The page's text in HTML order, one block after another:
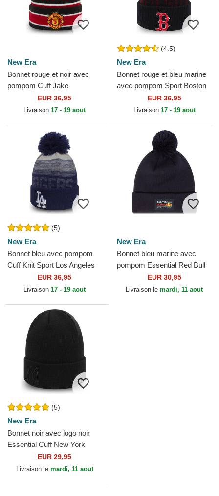
New Era
Bonnet rouge et noir avec
pompom Cuff Jake
Manchester United Football
Club Premier League New
EUR 36,95
Livraison 17 - 19 aout
(4.5)
New Era
Bonnet rouge et bleu marine
avec pompom Sport Boston
Red Sox MLB New Era
EUR 36,95
Livraison 17 - 19 aout
(5)
New Era
Bonnet bleu avec pompom
Cuff Knit Sport Los Angeles
Dodgers MLB New Era
EUR 36,95
Livraison 17 - 19 aout
New Era
Bonnet bleu marine avec
pompom Essential Red Bull
Racing Formula 1 New Era
EUR 30,95
Livraison le mardi, 11 aout
(5)
New Era
Bonnet noir avec logo noir
Essential Cuff New York
Yankees MLB New Era
EUR 29,95
Livraison le mardi, 11 aout